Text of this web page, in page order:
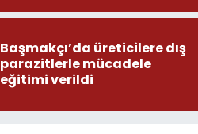
Başmakçı’da üreticilere dış
parazitlerle mücadele
eğitimi verildi